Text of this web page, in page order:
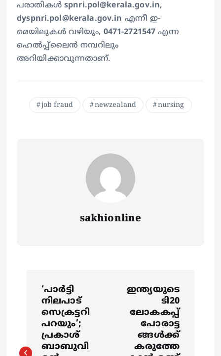
പരാതികൾ spnri.pol@kerala.gov.in,
dyspnri.pol@kerala.gov.in എന്നീ ഇ-
മെയിലുകൾ വഴിയും, 0471-2721547 എന്ന
ഹെൽപ്പ്‌ലൈൻ നമ്പറിലും
അറിയിക്കാവുന്നതാണ്.
job fraud newzealand nursing
sakhionline
‘പാർട്ടി
നിലപാട്
സെക്രട്ടറി
പറയും’;
പ്രകാശ്
ബാബുവി
ഇന്ത്യയുടെ
ടി20
ലോകകപ്പ്
പോരാട്ട
ങ്ങള്‍ക്ക്
കരുത്തേ